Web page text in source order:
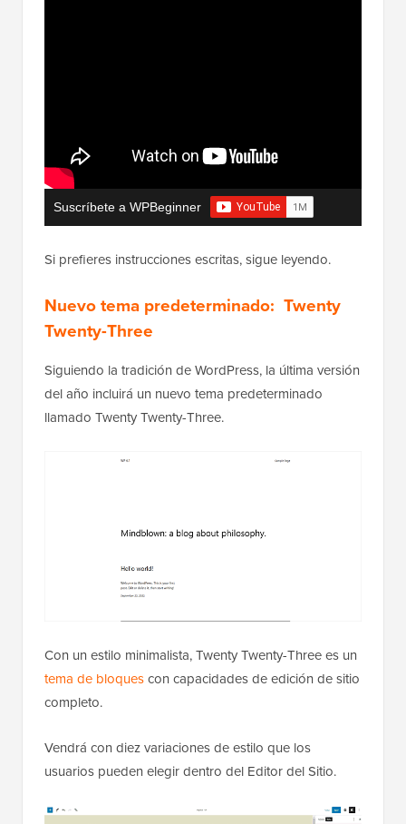
Suscríbete a WPBeginner
Si prefieres instrucciones escritas, sigue leyendo.
Nuevo tema predeterminado: Twenty
Twenty-Three
Siguiendo la tradición de WordPress, la última versión
del año incluirá un nuevo tema predeterminado
llamado Twenty Twenty-Three.
Con un estilo minimalista, Twenty Twenty-Three es un
tema de bloquescon capacidades de edición de sitio
completo.
Vendrá con diez variaciones de estilo que los
usuarios pueden elegir dentro del Editor del Sitio.